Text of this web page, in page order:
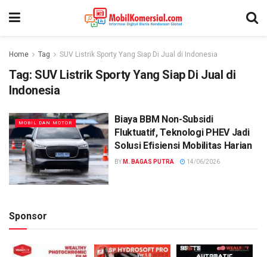
Home Tag SUV Listrik Sporty Yang Siap Di Jual di Indonesia
Tag: SUV Listrik Sporty Yang Siap Di Jual di
Indonesia
MOBIL DAN MOTOR
Biaya BBM Non-Subsidi
Fluktuatif, Teknologi PHEV Jadi
Solusi Efisiensi Mobilitas Harian
BY M. BAGAS PUTRA 14/06/2026
Sponsor